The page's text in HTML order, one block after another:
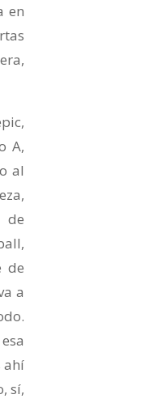
en
A,
al
de
de
a
ahí
sí,